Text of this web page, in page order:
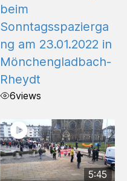
beim
Sonntagsspazierga
ng am 23.01.2022 in
Mönchengladbach-
Rheydt
6views
5:45